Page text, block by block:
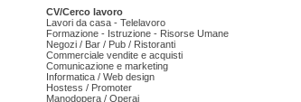
CV/Cerco lavoro
Lavori da casa - Telelavoro
Formazione - Istruzione - Risorse Umane
Negozi / Bar / Pub / Ristoranti
Commerciale vendite e acquisti
Comunicazione e marketing
Informatica / Web design
Hostess / Promoter
Manodopera / Operai